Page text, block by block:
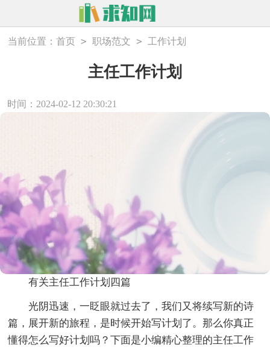
当前位置：首页 > 职场范文 > 工作计划
主任工作计划
时间：2024-02-12 20:30:21
有关主任工作计划四篇
光阴迅速，一眨眼就过去了，我们又将续写新的诗
篇，展开新的旅程，是时候开始写计划了。那么你真正
懂得怎么写好计划吗？下面是小编精心整理的主任工作